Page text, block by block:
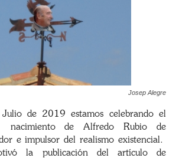
Josep Alegre
de 2019 estamos celebrando el
nacimiento de Alfredo Rubio de
e impulsor del realismo existencial.
la publicación del artículo de